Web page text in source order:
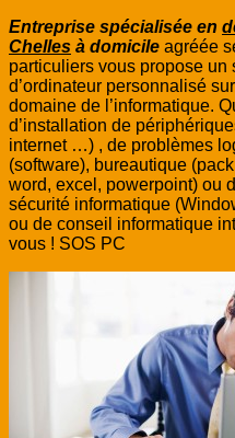
Entreprise spécialisée en
Chelles à domicile agréée
particuliers vous propose un
d’ordinateur personnalisé
domaine de l’informatique.
d’installation de
internet …) , de problèmes
(software), bureautique
word, excel, powerpoint) ou
sécurité informatique
ou de conseil informatique
vous ! SOS PC